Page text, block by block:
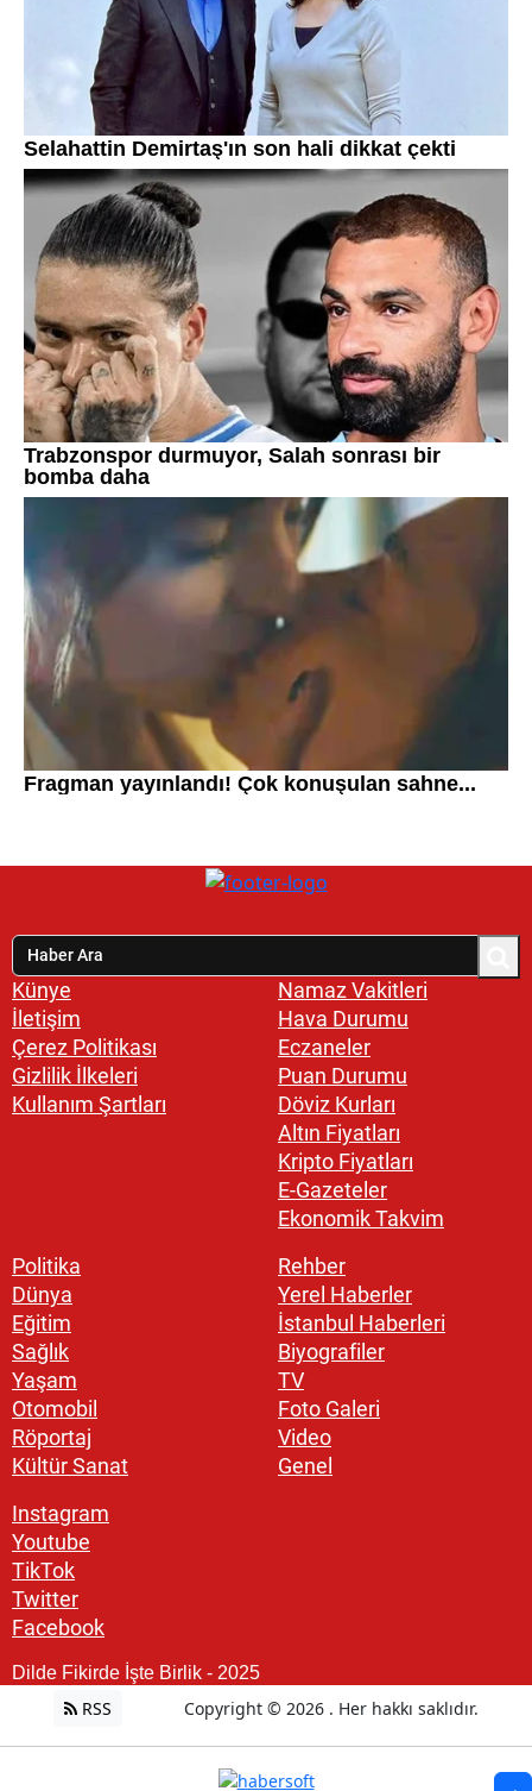
Künye
İletişim
Çerez Politikası
Gizlilik İlkeleri
Kullanım Şartları
Namaz Vakitleri
Hava Durumu
Eczaneler
Puan Durumu
Döviz Kurları
Altın Fiyatları
Kripto Fiyatları
E-Gazeteler
Ekonomik Takvim
Politika
Dünya
Eğitim
Sağlık
Yaşam
Otomobil
Röportaj
Kültür Sanat
Rehber
Yerel Haberler
İstanbul Haberleri
Biyografiler
TV
Foto Galeri
Video
Genel
Instagram
Youtube
TikTok
Twitter
Facebook
Dilde Fikirde İşte Birlik - 2025
RSS Copyright © 2026 . Her hakkı saklıdır.